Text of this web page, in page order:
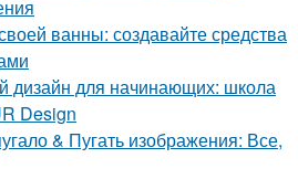
ванны: создавайте средства
дизайн для начинающих: школа
Design
& Пугать изображения: Все,